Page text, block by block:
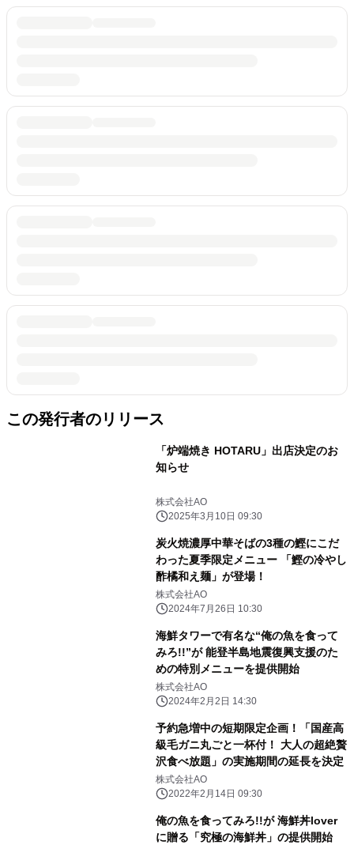
この発行者のリリース
「炉端焼き HOTARU」出店決定のお
知らせ
株式会社AO
2025年3月10日 09:30
炭火焼濃厚中華そばの3種の鰹にこだ
わった夏季限定メニュー 「鰹の冷やし
酢橘和え麺」が登場！
株式会社AO
2024年7月26日 10:30
海鮮タワーで有名な“俺の魚を食って
みろ!!”が 能登半島地震復興支援のた
めの特別メニューを提供開始
株式会社AO
2024年2月2日 14:30
予約急増中の短期限定企画！「国産高
級毛ガニ丸ごと一杯付！ 大人の超絶贅
沢食べ放題」の実施期間の延長を決定
株式会社AO
2022年2月14日 09:30
俺の魚を食ってみろ!!が 海鮮丼lover
に贈る「究極の海鮮丼」の提供開始